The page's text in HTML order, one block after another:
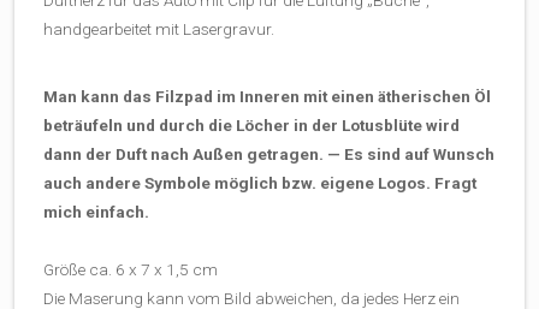
handgearbeitet mit Lasergravur.
Man kann das Filzpad im Inneren mit einen ätherischen Öl
beträufeln und durch die Löcher in der Lotusblüte wird
dann der Duft nach Außen getragen. — Es sind auf Wunsch
auch andere Symbole möglich bzw. eigene Logos. Fragt
mich einfach.
Größe ca. 6 x 7 x 1,5 cm
Die Maserung kann vom Bild abweichen, da jedes Herz ein